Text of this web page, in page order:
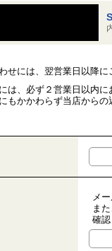
せには、翌営業日以降に
は、必ず２営業日以内に
もかかわらず当店から
メ
ま
確認